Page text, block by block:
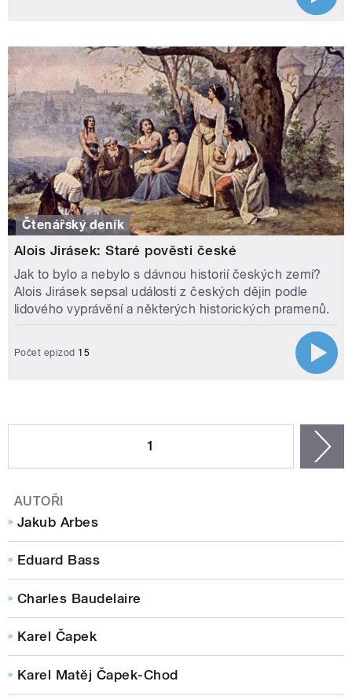
Čtenářský deník
Alois Jirásek: Staré pověsti české
Jak to bylo a nebylo s dávnou historií českých zemí?
Alois Jirásek sepsal události z českých dějin podle
lidového vyprávění a některých historických pramenů.
Počet epizod 15
1
AUTOŘI
Jakub Arbes
Eduard Bass
Charles Baudelaire
Karel Čapek
Karel Matěj Čapek-Chod